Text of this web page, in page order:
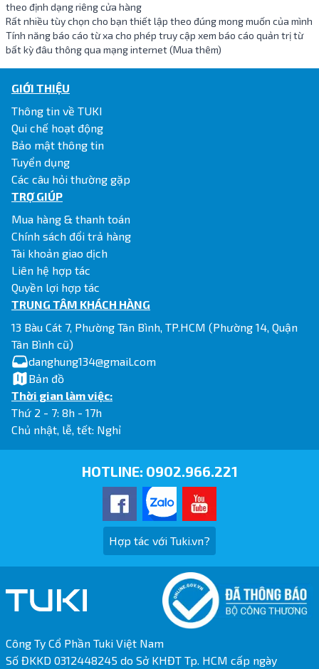
theo định dạng riêng cửa hàng
Rất nhiều tùy chọn cho bạn thiết lập theo đúng mong muốn của mình
Tính năng báo cáo từ xa cho phép truy cập xem báo cáo quản trị từ
bất kỳ đâu thông qua mạng internet (Mua thêm)
GIỚI THIỆU
Thông tin về TUKI
Qui chế hoạt động
Bảo mật thông tin
Tuyển dụng
Các câu hỏi thường gặp
TRỢ GIÚP
Mua hàng & thanh toán
Chính sách đổi trả hàng
Tài khoản giao dịch
Liên hệ hợp tác
Quyền lợi hợp tác
TRUNG TÂM KHÁCH HÀNG
13 Bàu Cát 7, Phường Tân Bình, TP.HCM (Phường 14, Quận
Tân Bình cũ)
danghung134@gmail.com
Bản đồ
Thời gian làm việc:
Thứ 2 - 7: 8h - 17h
Chủ nhật, lễ, tết: Nghỉ
HOTLINE: 0902.966.221
Hợp tác với Tuki.vn?
Công Ty Cổ Phần Tuki Việt Nam
Số ĐKKD 0312448245 do Sở KHĐT Tp. HCM cấp ngày